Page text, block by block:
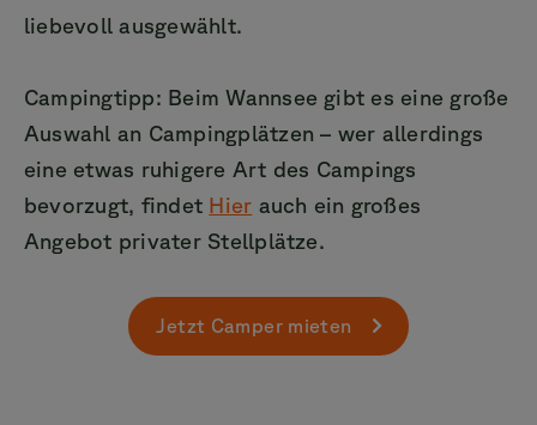
liebevoll ausgewählt.
Campingtipp: Beim Wannsee gibt es eine große
Auswahl an Campingplätzen – wer allerdings
eine etwas ruhigere Art des Campings
bevorzugt, findet Hier auch ein großes
Angebot privater Stellplätze.
Jetzt Camper mieten